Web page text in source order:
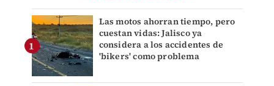
Las motos ahorran tiempo, pero
cuestan vidas: Jalisco ya
considera a los accidentes de
'bikers' como problema